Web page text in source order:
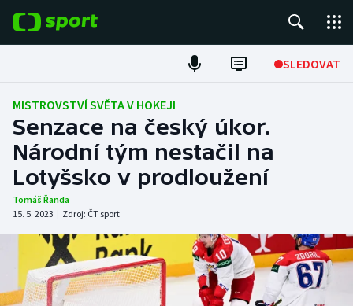
SLEDOVAT
Fotbal
Hokej
Tenis
Atletika
Cyklistika
DALŠÍ SPORTY
MISTROVSTVÍ SVĚTA V HOKEJI
Senzace na český úkor.
Národní tým nestačil na
Lotyšsko v prodloužení
Tomáš Řanda
15. 5. 2023 | Zdroj: ČT sport